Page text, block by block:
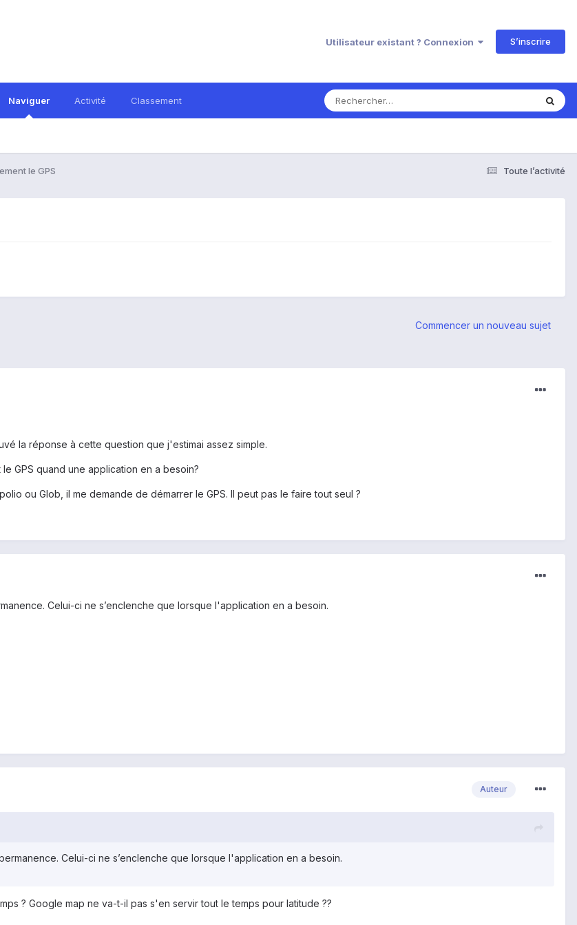
Utilisateur existant ? Connexion S’inscrire
Naviguer Activité Classement
Toute l’activité
le GPS
Commencer un nouveau sujet
la réponse à cette question que j'estimai assez simple.
GPS quand une application en a besoin?
ou Glob, il me demande de démarrer le GPS. Il peut pas le faire tout seul ?
Celui-ci ne s’enclenche que lorsque l'application en a besoin.
Auteur
Celui-ci ne s’enclenche que lorsque l'application en a besoin.
? Google map ne va-t-il pas s'en servir tout le temps pour latitude ??